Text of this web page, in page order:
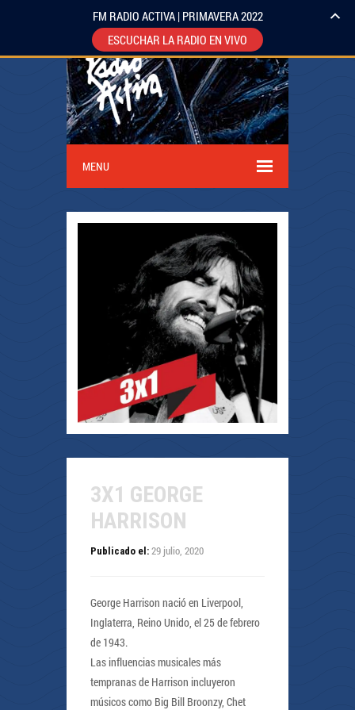
MENU
3X1 GEORGE
HARRISON
Publicado el: 29 julio, 2020
George Harrison nació en Liverpool,
Inglaterra, Reino Unido, el 25 de febrero
de 1943.
Las influencias musicales más
tempranas de Harrison incluyeron
músicos como Big Bill Broonzy, Chet
FM RADIO ACTIVA | PRIMAVERA 2022
ESCUCHAR LA RADIO EN VIVO